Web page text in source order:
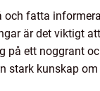
och fatta
är det viktigt
på ett noggrant
stark kunskap